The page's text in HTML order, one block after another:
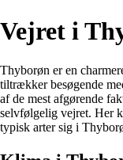
Vejret i
Thyborøn er en
tiltrækker besøgende
af de mest afgørende
selvfølgelig vejret. Her
typisk arter sig i